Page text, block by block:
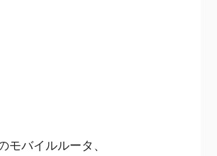
モバイルルータ、